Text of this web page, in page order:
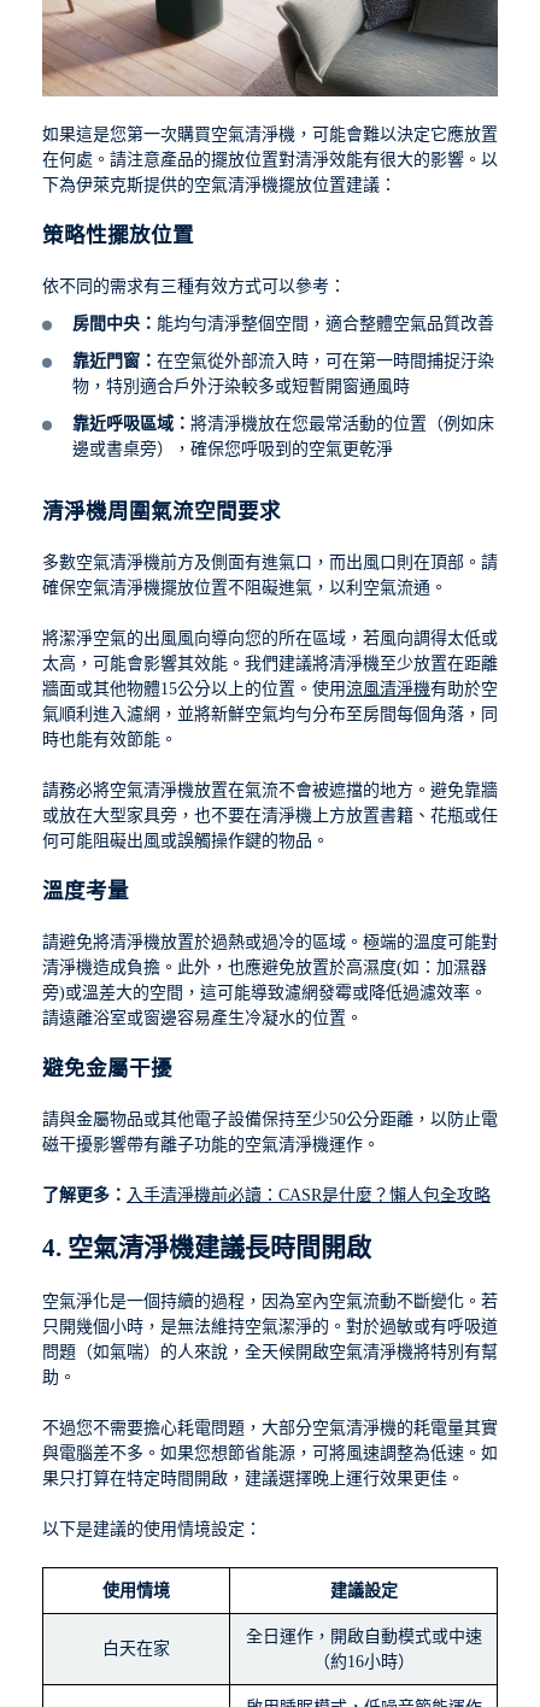
如果這是您第一次購買空氣清淨機，可能會難以決定它應放置
在何處。請注意產品的擺放位置對清淨效能有很大的影響。以
下為伊萊克斯提供的空氣清淨機擺放位置建議：
策略性擺放位置
依不同的需求有三種有效方式可以參考：
房間中央： 能均勻清淨整個空間，適合整體空氣品質改善
靠近門窗： 在空氣從外部流入時，可在第一時間捕捉汙染
物，特別適合戶外汙染較多或短暫開窗通風時
靠近呼吸區域： 將清淨機放在您最常活動的位置（例如床
邊或書桌旁），確保您呼吸到的空氣更乾淨
清淨機周圍氣流空間要求
多數空氣清淨機前方及側面有進氣口，而出風口則在頂部。請
確保空氣清淨機擺放位置不阻礙進氣，以利空氣流通。
將潔淨空氣的出風風向導向您的所在區域，若風向調得太低或
太高，可能會影響其效能。我們建議將清淨機至少放置在距離
牆面或其他物體15公分以上的位置。使用涼風清淨機有助於空
氣順利進入濾網，並將新鮮空氣均勻分布至房間每個角落，同
時也能有效節能。
請務必將空氣清淨機放置在氣流不會被遮擋的地方。避免靠牆
或放在大型家具旁，也不要在清淨機上方放置書籍、花瓶或任
何可能阻礙出風或誤觸操作鍵的物品。
溫度考量
請避免將清淨機放置於過熱或過冷的區域。極端的溫度可能對
清淨機造成負擔。此外，也應避免放置於高濕度(如：加濕器
旁)或溫差大的空間，這可能導致濾網發霉或降低過濾效率。
請遠離浴室或窗邊容易產生冷凝水的位置。
避免金屬干擾
請與金屬物品或其他電子設備保持至少50公分距離，以防止電
磁干擾影響帶有離子功能的空氣清淨機運作。
了解更多： 入手清淨機前必讀：CASR是什麼？懶人包全攻略
4. 空氣清淨機建議長時間開啟
空氣淨化是一個持續的過程，因為室內空氣流動不斷變化。若
只開幾個小時，是無法維持空氣潔淨的。對於過敏或有呼吸道
問題（如氣喘）的人來說，全天候開啟空氣清淨機將特別有幫
助。
不過您不需要擔心耗電問題，大部分空氣清淨機的耗電量其實
與電腦差不多。如果您想節省能源，可將風速調整為低速。如
果只打算在特定時間開啟，建議選擇晚上運行效果更佳。
以下是建議的使用情境設定：
使用情境 建議設定
白天在家
全日運作，開啟自動模式或中速
（約16小時）